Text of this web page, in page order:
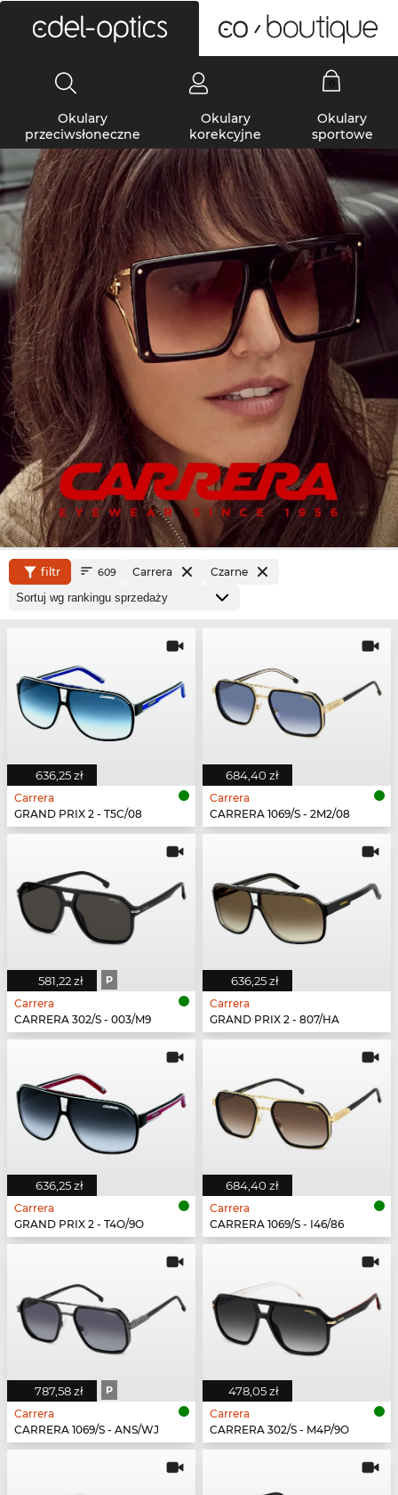
Okulary
przeciwsłoneczne
Okulary
korekcyjne
Okulary
sportowe
filtr 609 Carrera Czarne
636,25 zł
Carrera
GRAND PRIX 2 - T5C/08
684,40 zł
Carrera
CARRERA 1069/S - 2M2/08
581,22 zł P
Carrera
CARRERA 302/S - 003/M9
636,25 zł
Carrera
GRAND PRIX 2 - 807/HA
636,25 zł
Carrera
GRAND PRIX 2 - T4O/9O
684,40 zł
Carrera
CARRERA 1069/S - I46/86
787,58 zł P
Carrera
CARRERA 1069/S - ANS/WJ
478,05 zł
Carrera
CARRERA 302/S - M4P/9O